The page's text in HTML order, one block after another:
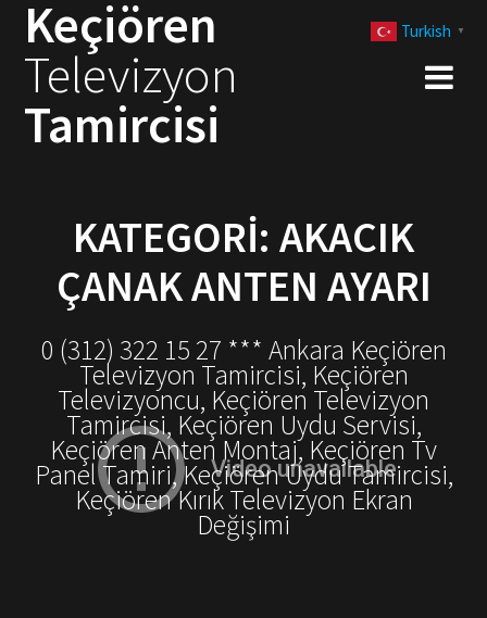
Keçiören
Televizyon
Tamircisi
KATEGORI: AKACIK
ÇANAK ANTEN AYARI
0 (312) 322 15 27 *** Ankara Keçiören
Televizyon Tamircisi, Keçiören
Televizyoncu, Keçiören Televizyon
Tamircisi, Keçiören Uydu Servisi,
Keçiören Anten Montaj, Keçiören Tv
Panel Tamiri, Keçiören Uydu Tamircisi,
Keçiören Kırık Televizyon Ekran
Değişimi
Turkish ▼